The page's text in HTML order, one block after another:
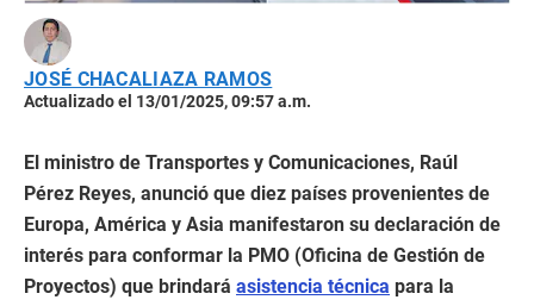
JOSÉ CHACALIAZA RAMOS
Actualizado el 13/01/2025, 09:57 a.m.
El ministro de Transportes y Comunicaciones, Raúl
Pérez Reyes, anunció que diez países provenientes de
Europa, América y Asia manifestaron su declaración de
interés para conformar la PMO (Oficina de Gestión de
Proyectos) que brindará asistencia técnica para la